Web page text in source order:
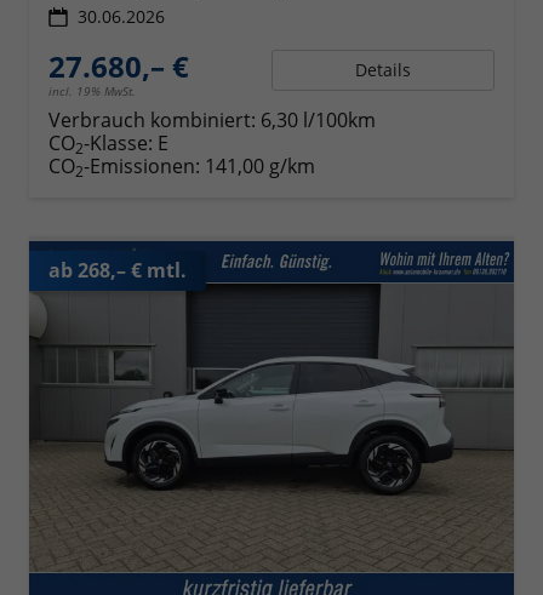
30.06.2026
27.680,– €
incl. 19% MwSt.
Details
Verbrauch kombiniert: 6,30 l/100km
CO2-Klasse: E
CO2-Emissionen: 141,00 g/km
ab 268,– € mtl.